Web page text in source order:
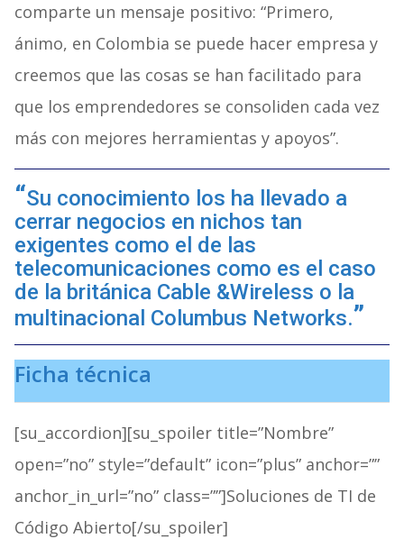
comparte un mensaje positivo: “Primero,
ánimo, en Colombia se puede hacer empresa y
creemos que las cosas se han facilitado para
que los emprendedores se consoliden cada vez
más con mejores herramientas y apoyos”.
Su conocimiento los ha llevado a
cerrar negocios en nichos tan
exigentes como el de las
telecomunicaciones como es el caso
de la británica Cable &Wireless o la
multinacional Columbus Networks.
Ficha técnica
[su_accordion][su_spoiler title=”Nombre”
open=”no” style=”default” icon=”plus” anchor=””
anchor_in_url=”no” class=””]Soluciones de TI de
Código Abierto[/su_spoiler]